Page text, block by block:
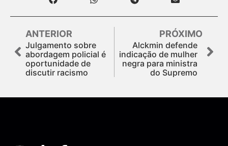
ANTERIOR
Julgamento sobre
abordagem policial é
oportunidade de
discutir racismo
PRÓXIMO
Alckmin defende
indicação de mulher
negra para ministra
do Supremo